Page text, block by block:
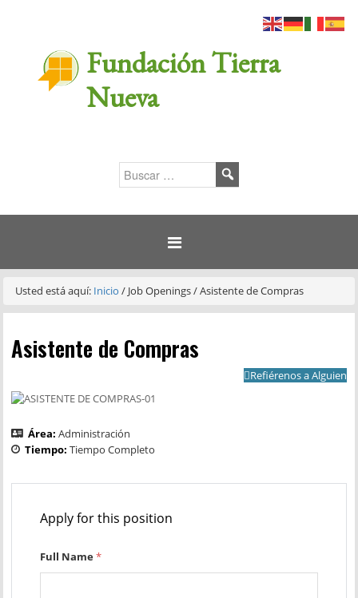
Fundación Tierra
Nueva
Usted está aquí: Inicio/ Job Openings/Asistente de Compras
Asistente de Compras
Refiérenos a Alguien
Área:Administración
Tiempo:Tiempo Completo
Apply for this position
Full Name*